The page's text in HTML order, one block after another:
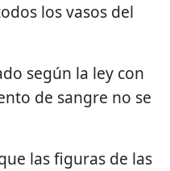
los vasos del
según la ley con
de sangre no se
las figuras de las